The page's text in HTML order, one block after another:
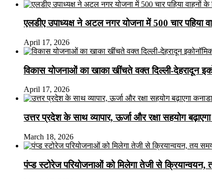
एलडीए उपाध्यक्ष ने अटल नगर योजना में 500 चार पहिया
April 17, 2026
विकास योजनाओं का खाका खींचते वक्त दिल्ली-देहरादून
April 17, 2026
उत्तर प्रदेश के साथ व्यापार, ऊर्जा और रक्षा सहयोग
March 18, 2026
पंप्ड स्टोरेज परियोजनाओं को मिलेगा तेजी से क्रियान्वयन,